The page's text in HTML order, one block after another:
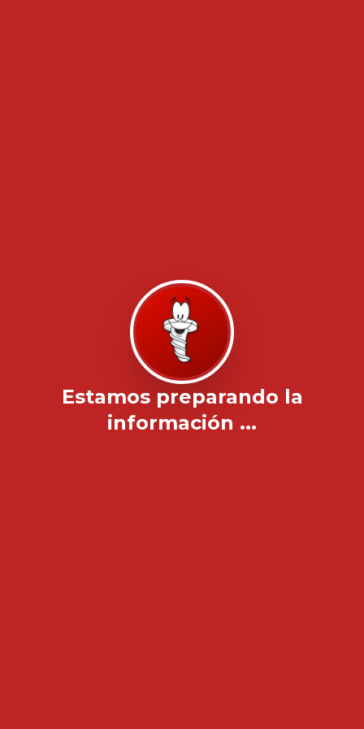
Estamos preparando la
información ...